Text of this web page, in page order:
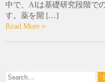
中で、AIは基礎研究段階で
す。薬を開 […]
Read More »